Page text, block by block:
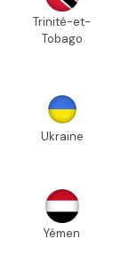
Trinité-et-
Tobago
Ukraine
Yémen